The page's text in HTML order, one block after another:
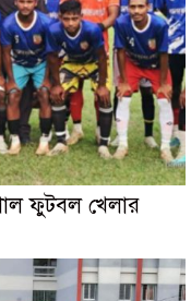
ফুটবল খেলার